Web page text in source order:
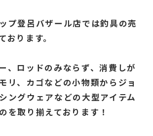
プ登呂バザール店では釣具の売
おります。
、ロッドのみならず、消費しが
リ、カゴなどの小物類からジョ
ングウェアなどの大型アイテム
を取り揃えております！